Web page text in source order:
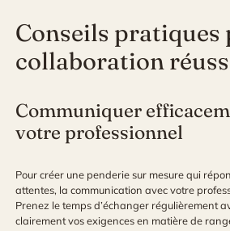
Conseils pratiques
collaboration
Communiquer
votre professionnel
Pour créer une penderie sur mesure qui
attentes, la communication avec votre
Prenez le temps d’échanger régulièrement
clairement vos exigences en matière de